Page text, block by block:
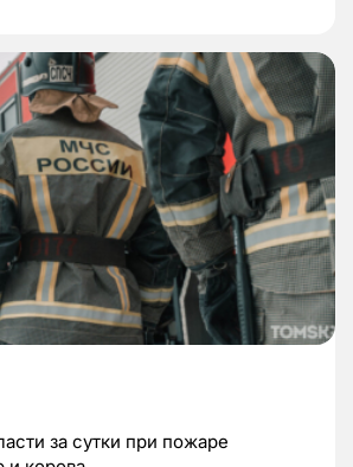
за сутки при пожаре